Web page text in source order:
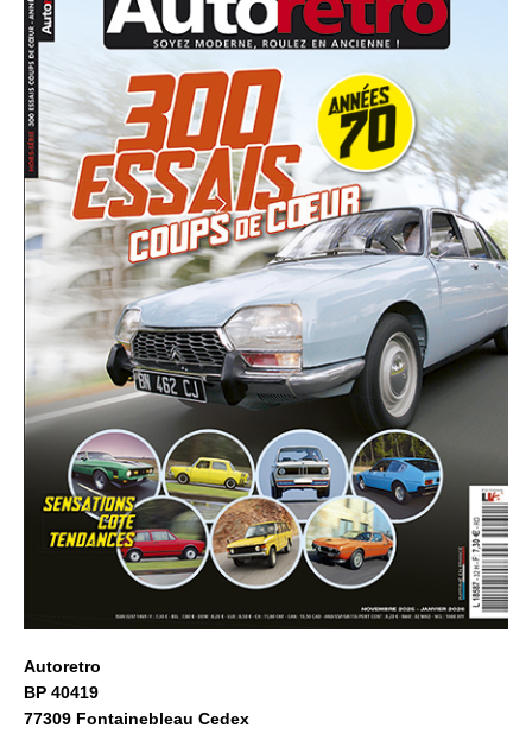
Autoretro
BP 40419
77309 Fontainebleau Cedex